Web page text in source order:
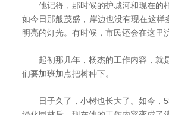
他记得，那时候的护城河和现在的
如今日那般茂盛，岸边也没有现在这样
明亮的灯光。有时候，市民还会在这里
起初那几年，杨杰的工作内容，就
们要加班加点把树种下。
日子久了，小树也长大了。如今，